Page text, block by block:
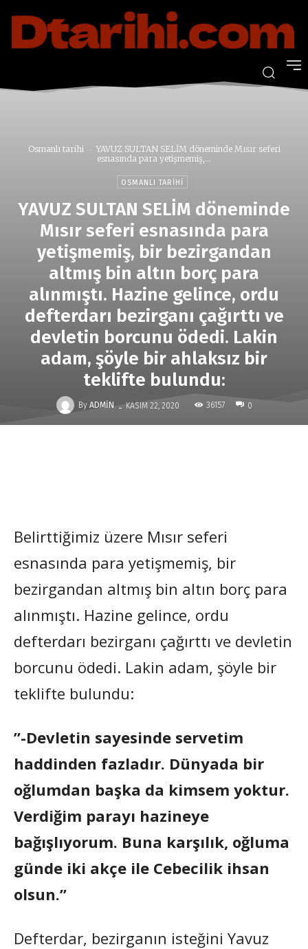
Osmanlı tarihi
YAVUZ SULTAN SELİM döneminde Mısır seferi
esnasında para yetişmemiş,...
OSMANLI TARIHI
YAVUZ SULTAN SELİM döneminde
Mısır seferi esnasında para
yetişmemiş, bir bezirgandan
altmış bin altın borç para
alınmıştı. Hazine gelince, ordu
defterdarı bezirganı çağırttı ve
devletin borcunu ödedi. Lakin
adam, şöyle bir ahlaksız bir
teklifte bulundu:
By ADMIN - KASIM 22, 2020 36157 0
Belirttiğimiz üzere Mısır seferi
esnasında para yetişmemiş, bir
bezirgandan altmış bin altın borç para
alınmıştı. Hazine gelince, ordu
defterdarı bezirganı çağırttı ve devletin
borcunu ödedi. Lakin adam, şöyle bir
teklifte bulundu:
”-Devletin sayesinde servetim
haddinden fazladır. Dünyada bir
oğlumdan başka da kimsem yoktur.
Verdiğim parayı hazineye
bağışlıyorum. Buna karşılık, oğluma
günde iki akçe ile Cebecilik ihsan
olsun.”
Defterdar, bezirganın isteğini Yavuz